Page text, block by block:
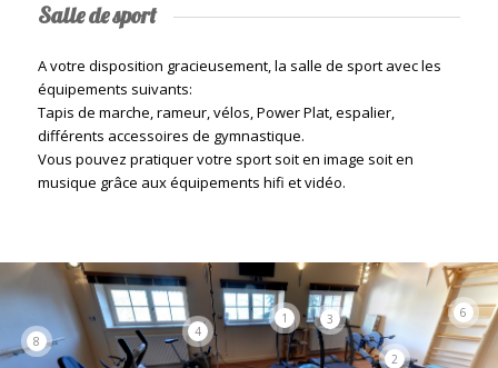
Salle de sport
A votre disposition gracieusement, la salle de sport avec les
équipements suivants:
Tapis de marche, rameur, vélos, Power Plat, espalier,
différents accessoires de gymnastique.
Vous pouvez pratiquer votre sport soit en image soit en
musique grâce aux équipements hifi et vidéo.
1
2
3
4
6
8